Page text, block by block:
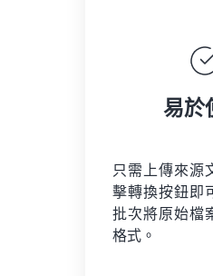
易於
只需上傳來源
擊轉換按鈕即
批次將原始檔
格式。